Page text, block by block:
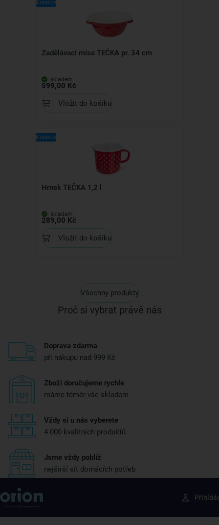
Kolekce
Zadělávací mísa TEČKA pr. 34 cm
skladem
599,00 Kč
Vložit do košíku
Kolekce
Hrnek TEČKA 1,2 l
skladem
289,00 Kč
Vložit do košíku
Všechny produkty
Proč si vybrat právě nás
Doprava zdarma
při nákupu nad 999 Kč
Zboží doručujeme rychle
máme téměr vše skladem
Vždy si u nás vyberete
4 000 kvalitních produktů
Jsme vždy poblíž
nejširší síť domácích potřeb
Získejte rady, recepty a tipy na slevy dřív než
ostatní
Přihlaste se k odběru našeho newsletteru.